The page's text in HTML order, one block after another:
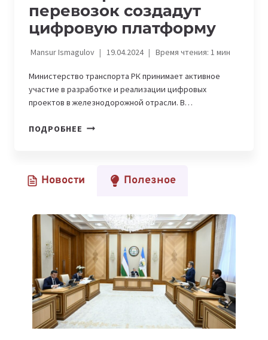
перевозок создадут
цифровую платформу
Mansur Ismagulov 19.04.2024 Время чтения: 1мин
Министерство транспорта РК принимает активное
участие в разработке и реализации цифровых
проектов в железнодорожной отрасли. В…
ПОДРОБНЕЕ В
ПАССАЖИРСКИХ
ЦИФРОВУЮ
ПЛАТФОРМУ
Новости Полезное